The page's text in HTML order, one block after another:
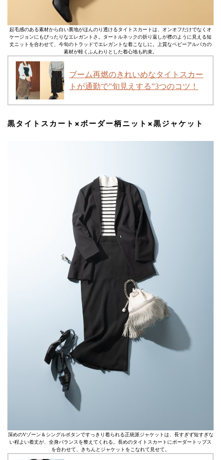
起毛感のある素材から白い裏地がほんのり透けるタイトスカートは、オンオフだけでなくオ
ケージョンにもぴったりなエレガントさ。タートルネックの折り返しが襟のように見える短
丈ニットを合わせて、今旬のトラッドでエレガントな着こなしに。上質なベビーアルパカの
素材が軽くふんわりとした着心地も約束。
ブーム再燃のきれいめなタイトスカー
トが通勤で”旬見えする”3つのコツ！
黒タイトスカート×ボーダー柄ニット×黒ジャケット
深めのVゾーン＆シングルボタンですっきり着られる正統派ジャケットは、長すぎず短すぎな
い程よい着丈が、全身バランスを整えてくれる。長めのタイトスカートにボーダートップス
を合わせて、きちんとジャケットをこなれて見せて。